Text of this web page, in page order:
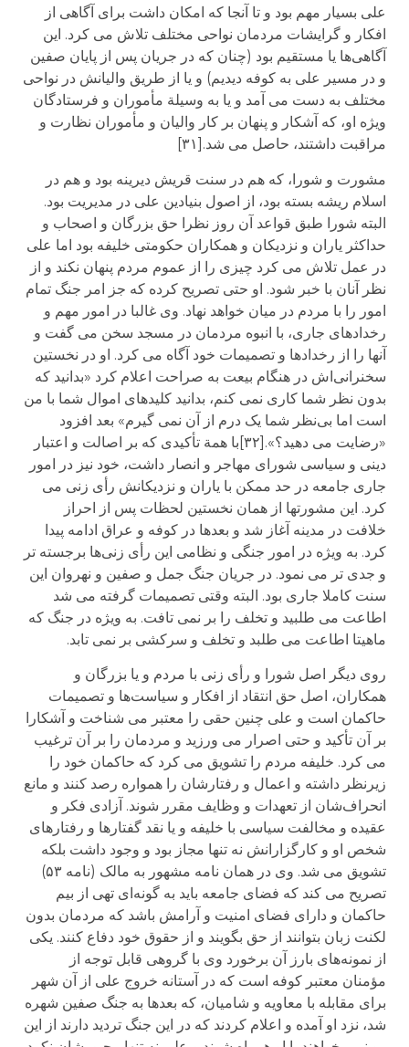
علی بسیار مهم بود و تا آنجا که امکان داشت برای آگاهی از
افکار و گرایشات مردمان نواحی مختلف تلاش می کرد. این
آگاهی‌ها یا مستقیم بود (چنان که در جریان پس از پایان صفین
و در مسیر علی به کوفه دیدیم) و یا از طریق والیانش در نواحی
مختلف به دست می آمد و یا به وسیلة مأموران و فرستادگان
ویژه او، که آشکار و پنهان بر کار والیان و مأموران نظارت و
مراقبت داشتند، حاصل می شد.[۳۱]
مشورت و شورا، که هم در سنت قریش دیرینه بود و هم در
اسلام ریشه بسته بود، از اصول بنیادین علی در مدیریت بود.
البته شورا طبق قواعد آن روز نظرا حق بزرگان و اصحاب و
حداکثر یاران و نزدیکان و همکاران حکومتی خلیفه بود اما علی
در عمل تلاش می کرد چیزی را از عموم مردم پنهان نکند و از
نظر آنان با خبر شود. او حتی تصریح کرده که جز امر جنگ تمام
امور را با مردم در میان خواهد نهاد. وی غالبا در امور مهم و
رخدادهای جاری، با انبوه مردمان در مسجد سخن می گفت و
آنها را از رخدادها و تصمیمات خود آگاه می کرد. او در نخستین
سخنرانی‌اش در هنگام بیعت به صراحت اعلام کرد «بدانید که
بدون نظر شما کاری نمی کنم، بدانید کلیدهای اموال شما با من
است اما بی‌نظر شما یک درم از آن نمی گیرم» بعد افزود
«رضایت می دهید؟».[۳۲]با همة تأکیدی که بر اصالت و اعتبار
دینی و سیاسی شورای مهاجر و انصار داشت، خود نیز در امور
جاری جامعه در حد ممکن با یاران و نزدیکانش رأی زنی می
کرد. این مشورتها از همان نخستین لحظات پس از احراز
خلافت در مدینه آغاز شد و بعدها در کوفه و عراق ادامه پیدا
کرد. به ویژه در امور جنگی و نظامی این رأی زنی‌ها برجسته تر
و جدی تر می نمود. در جریان جنگ جمل و صفین و نهروان این
سنت کاملا جاری بود. البته وقتی تصمیمات گرفته می شد
اطاعت می طلبید و تخلف را بر نمی تافت. به ویژه در جنگ که
ماهیتا اطاعت می طلبد و تخلف و سرکشی بر نمی تابد.
روی دیگر اصل شورا و رأی زنی با مردم و یا بزرگان و
همکاران، اصل حق انتقاد از افکار و سیاست‌ها و تصمیمات
حاکمان است و علی چنین حقی را معتبر می شناخت و آشکارا
بر آن تأکید و حتی اصرار می ورزید و مردمان را بر آن ترغیب
می کرد. خلیفه مردم را تشویق می کرد که حاکمان خود را
زیرنظر داشته و اعمال و رفتارشان را همواره رصد کنند و مانع
انحراف‌شان از تعهدات و وظایف مقرر شوند. آزادی فکر و
عقیده و مخالفت سیاسی با خلیفه و یا نقد گفتارها و رفتارهای
شخص او و کارگزارانش نه تنها مجاز بود و وجود داشت بلکه
تشویق می شد. وی در همان نامه مشهور به مالک (نامه ۵۳)
تصریح می کند که فضای جامعه باید به گونه‌ای تهی از بیم
حاکمان و دارای فضای امنیت و آرامش باشد که مردمان بدون
لکنت زبان بتوانند از حق بگویند و از حقوق خود دفاع کنند. یکی
از نمونه‌های بارز آن برخورد وی با گروهی قابل توجه از
مؤمنان معتبر کوفه است که در آستانه خروج علی از آن شهر
برای مقابله با معاویه و شامیان، که بعدها به جنگ صفین شهره
شد، نزد او آمده و اعلام کردند که در این جنگ تردید دارند از این